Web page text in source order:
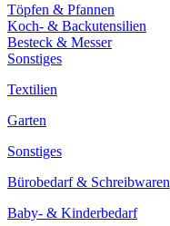
Töpfen & Pfannen
Koch- & Backutensilien
Besteck & Messer
Sonstiges
Textilien
Garten
Sonstiges
Bürobedarf & Schreibwaren
Baby- & Kinderbedarf